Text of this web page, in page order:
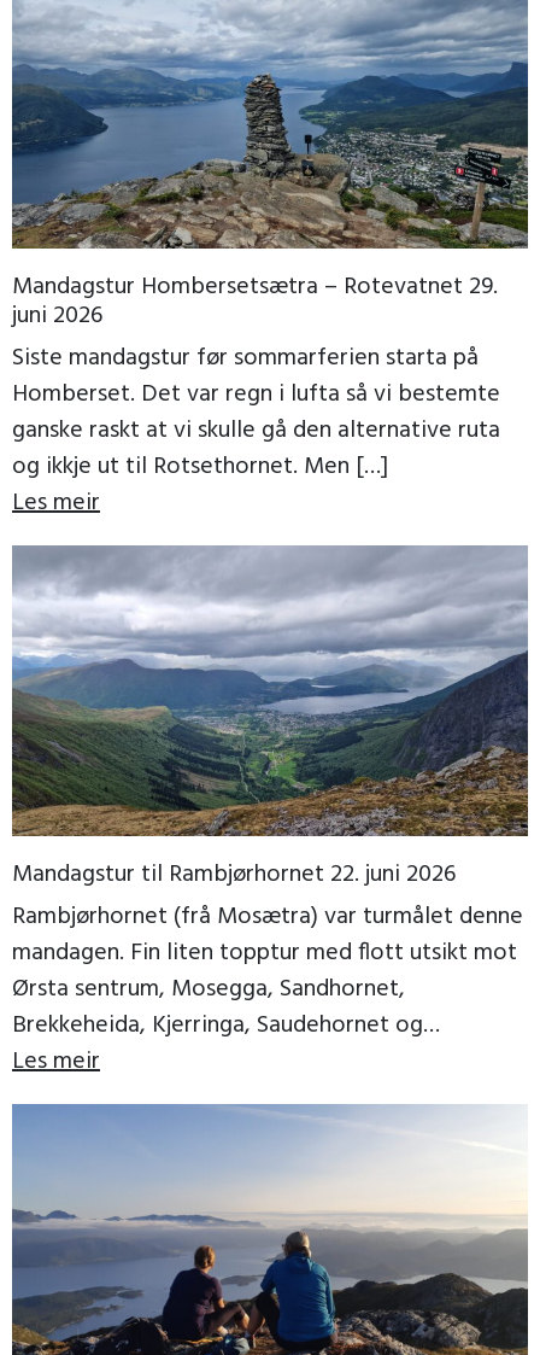
Mandagstur Hombersetsætra – Rotevatnet 29.
juni 2026
Siste mandagstur før sommarferien starta på
Homberset. Det var regn i lufta så vi bestemte
ganske raskt at vi skulle gå den alternative ruta
og ikkje ut til Rotsethornet. Men […]
Les meir
Mandagstur til Rambjørhornet 22. juni 2026
Rambjørhornet (frå Mosætra) var turmålet denne
mandagen. Fin liten topptur med flott utsikt mot
Ørsta sentrum, Mosegga, Sandhornet,
Brekkeheida, Kjerringa, Saudehornet og
Vassdalstinden. Vi fekk ein fin kveld, til og […]
Les meir